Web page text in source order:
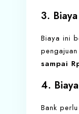
3.
Biaya ini
sampai
4.
Bank